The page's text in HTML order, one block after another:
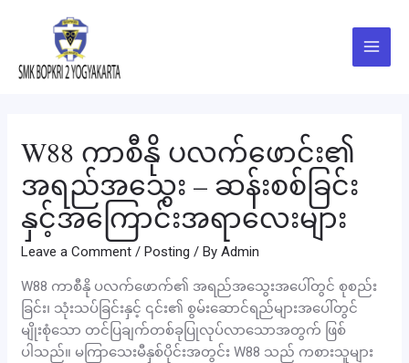
Menu
W88 ကာစီနို ပလက်ဖောင်း၏
အရည်အသွေး – ဆန်းစစ်ခြင်း
နှင့်အကြောင်းအရာလေးများ
Leave a Comment /Posting / ByAdmin
W88 ကာစီနို ပလက်ဖောက်၏ အရည်အသွေးအပေါ်တွင် စုစည်း
ခြင်း၊ သုံးသပ်ခြင်းနှင့် ၎င်း၏ စွမ်းဆောင်ရည်များအပေါ်တွင်
မျိုးစုံသော တင်ပြချက်တစ်ခုပြုလုပ်လာသောအတွက် ဖြစ်
ပါသည်။ မကြာသေးမီနှစ်ပိုင်းအတွင်း W88 သည် ကစားသူများ
navigation